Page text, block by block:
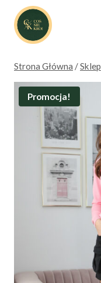
Przejdź
treści
Strona Główna /Sklep
Promocja!